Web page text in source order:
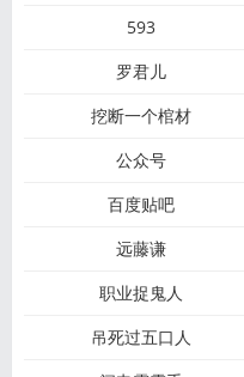
593
罗君儿
挖断一个棺材
公众号
百度贴吧
远藤谦
职业捉鬼人
吊死过五口人